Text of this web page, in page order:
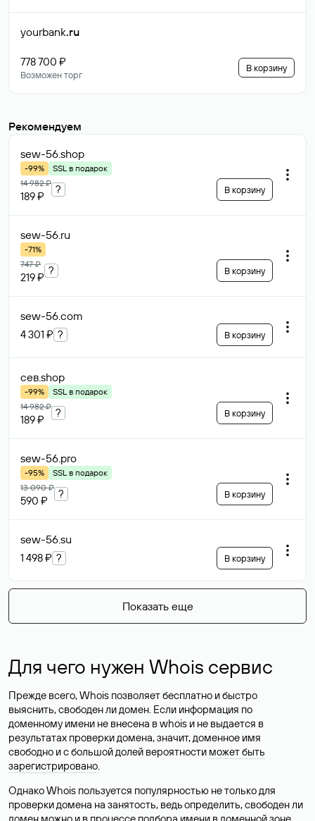
yourbank.ru
778 700 ₽
Возможен торг
В корзину
Рекомендуем
sew-56.shop
-99%
SSL в подарок
14 982 ₽
189 ₽
? В корзину
sew-56.ru
-71%
747 ₽
219 ₽
? В корзину
sew-56.com
4 301 ₽ ? В корзину
сев.shop
-99%
SSL в подарок
14 982 ₽
189 ₽
? В корзину
sew-56.pro
-95%
SSL в подарок
13 090 ₽
590 ₽
? В корзину
sew-56.su
1 498 ₽ ? В корзину
Показать еще
Для чего нужен Whois сервис
Прежде всего, Whois позволяет бесплатно и быстро
выяснить, свободен ли домен. Если информация по
доменному имени не внесена в whois и не выдается в
результатах проверки домена, значит, доменное имя
свободно и с большой долей вероятности может быть
зарегистрировано.
Однако Whois пользуется популярностью не только для
проверки домена на занятость, ведь определить, свободен ли